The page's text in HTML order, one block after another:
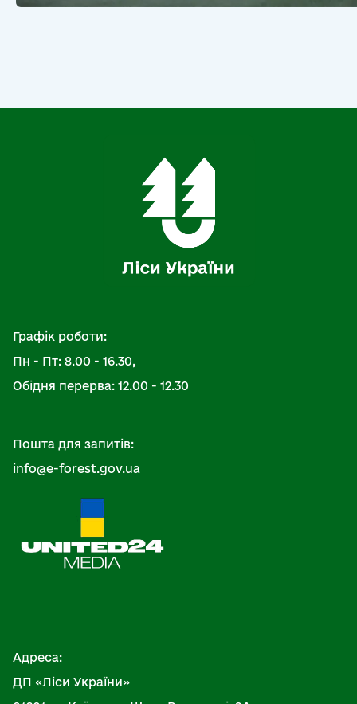
Графік роботи:
Пн - Пт: 8.00 - 16.30,
Обідня перерва: 12.00 - 12.30
Пошта для запитів:
info@e-forest.gov.ua
Адреса:
ДП «Ліси України»